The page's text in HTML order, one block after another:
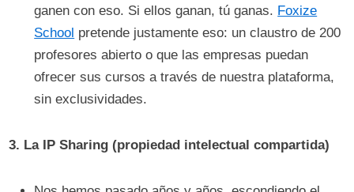
ganen con eso. Si ellos ganan, tú ganas. Foxize
School pretende justamente eso: un claustro de 200
profesores abierto o que las empresas puedan
ofrecer sus cursos a través de nuestra plataforma,
sin exclusividades.
3. La IP Sharing (propiedad intelectual compartida)